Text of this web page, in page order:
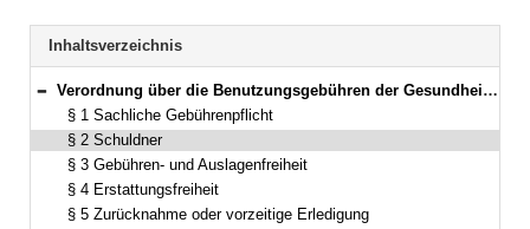
BAYERN.RECHT
letzten
Suche
Navigation
Inhaltsverzeichnis
Bereich reduzieren
Verordnung über die Benutzungsgebühren der Gesundheitsverwaltung (Gesundheitsgebührenverordnung – GGebV) Vom 1. Juni 1991 (GVBl. S. 189) BayRS 2120-8-U/G (§§ 1–11)
§ 1 Sachliche Gebührenpflicht
§ 2 Schuldner
§ 3 Gebühren- und Auslagenfreiheit
§ 4 Erstattungsfreiheit
§ 5 Zurücknahme oder vorzeitige Erledigung